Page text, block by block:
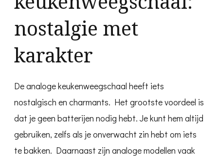
nostalgie met
karakter
De analoge keukenweegschaal heeft iets
nostalgisch en charmants. Het grootste voordeel is
dat je geen batterijen nodig hebt. Je kunt hem altijd
gebruiken, zelfs als je onverwacht zin hebt om iets
te bakken. Daarnaast zijn analoge modellen vaak